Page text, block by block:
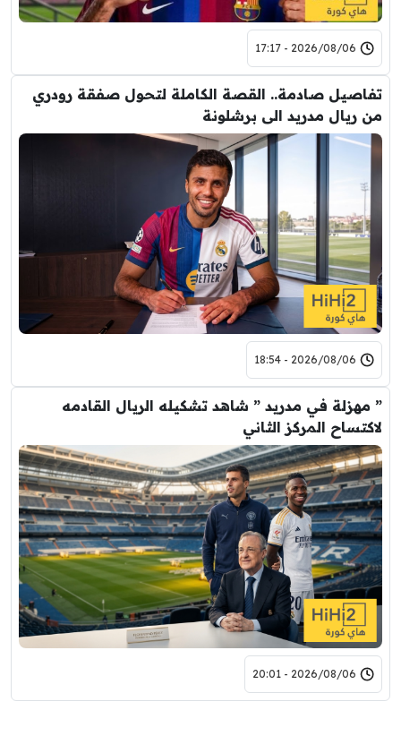
2026/08/06 - 17:17
تفاصيل صادمة.. القصة الكاملة لتحول صفقة رودري
من ريال مدريد الى برشلونة
2026/08/06 - 18:54
” مهزلة في مدريد ” شاهد تشكيله الريال القادمه
لاكتساح المركز الثاني
2026/08/06 - 20:01